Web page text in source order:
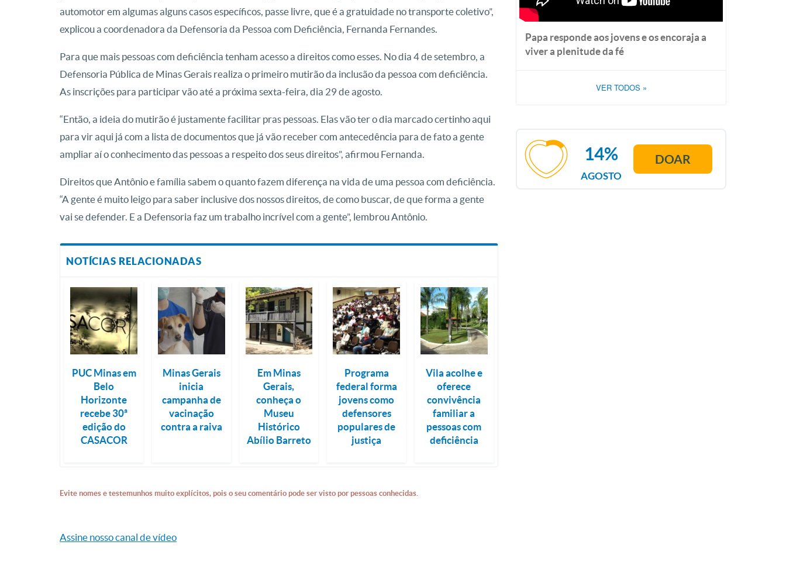
automotor em algumas alguns casos específicos, passe livre, que é a gratuidade no transporte coletivo”,
explicou a coordenadora da Defensoria da Pessoa com Deficiência, Fernanda Fernandes.
Para que mais pessoas com deficiência tenham acesso a direitos como esses. No dia 4 de setembro, a
Defensoria Pública de Minas Gerais realiza o primeiro mutirão da inclusão da pessoa com deficiência.
As inscrições para participar vão até a próxima sexta-feira, dia 29 de agosto.
“Então, a ideia do mutirão é justamente facilitar pras pessoas. Elas vão ter o dia marcado certinho aqui
para vir aqui já com a lista de documentos que já vão receber com antecedência para de fato a gente
ampliar aí o conhecimento das pessoas a respeito dos seus direitos”, afirmou Fernanda.
Direitos que Antônio e família sabem o quanto fazem diferença na vida de uma pessoa com deficiência.
“A gente é muito leigo para saber inclusive dos nossos direitos, de como buscar, de que forma a gente
vai se defender. E a Defensoria faz um trabalho incrível com a gente”, lembrou Antônio.
NOTÍCIAS RELACIONADAS
PUC Minas em
Belo
Horizonte
recebe 30ª
edição do
CASACOR
Minas Gerais
inicia
campanha de
vacinação
contra a raiva
Em Minas
Gerais,
conheça o
Museu
Histórico
Abílio Barreto
Programa
federal forma
jovens como
defensores
populares de
justiça
Vila acolhe e
oferece
convivência
familiar a
pessoas com
deficiência
Evite nomes e testemunhos muito explícitos, pois o seu comentário pode ser visto por pessoas conhecidas.
Assine nosso canal de vídeo
Papa responde aos jovens e os encoraja a
viver a plenitude da fé
VER TODOS »
AGOSTO
14% DOAR